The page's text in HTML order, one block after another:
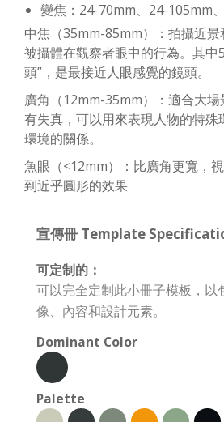
變焦：24-70mm、24-105mm
中焦（35mm-85mm）：拍攝近
被攝體在觀察者眼中的行為。其中
頭”，是最接近人眼感覺的鏡頭。
廣角（12mm-35mm）：適合大
有失真，可以用來表現人物的特殊
環境的關係。
魚眼（<12mm）：比廣角更寬，
到近乎圓形的效果
宣傳冊 Template
可定制的：
可以完全定制此小冊子模板，以
像、內容和設計元素。
Dominant Color
Palette